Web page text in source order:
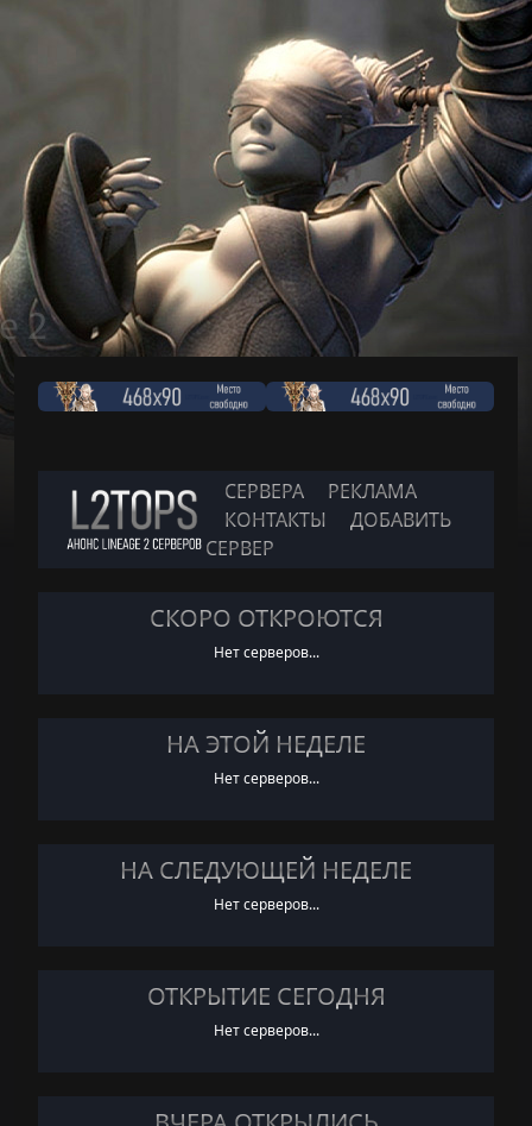
СЕРВЕРА
РЕКЛАМА
КОНТАКТЫ
ДОБАВИТЬ
СЕРВЕР
СКОРО ОТКРОЮТСЯ
Нет серверов...
НА ЭТОЙ НЕДЕЛЕ
Нет серверов...
НА СЛЕДУЮЩЕЙ НЕДЕЛЕ
Нет серверов...
ОТКРЫТИЕ СЕГОДНЯ
Нет серверов...